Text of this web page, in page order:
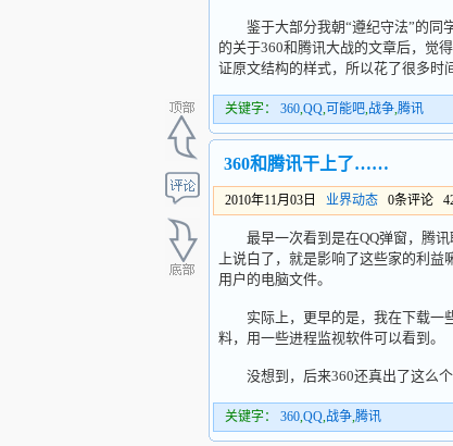
鉴于大部分我朝“遵纪守法”的同学
的关于360和腾讯大战的文章后，觉
证原文结构的样式，所以花了很多时
关键字： 360,QQ,可能吧,战争,腾讯
360和腾讯干上了……
2010年11月03日 业界动态 0条评论
最早一次看到是在QQ弹窗，腾讯
上说白了，就是影响了这些家的利
用户的电脑文件。
实际上，更早的是，我在下载一些
料，用一些进程监视软件可以看到。
没想到，后来360还真出了这么个
关键字： 360,QQ,战争,腾讯